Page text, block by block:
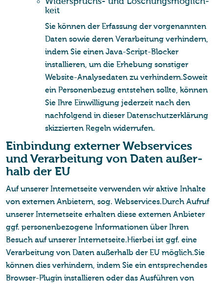
keit
Sie können der Erfassung der vorgenannten
Daten sowie deren Verarbeitung verhindern,
indem Sie einen Java-Script-Blocker
installieren, um die Erhebung sonstiger
Website-Analysedaten zu verhindern.Soweit
ein Personenbezug entstehen sollte, können
Sie Ihre Einwilligung jederzeit nach den
nachfolgend in dieser Datenschutzerklärung
skizzierten Regeln widerrufen.
Ein­bin­dung ex­ter­ner Web­ser­vices
und Ver­ar­bei­tung von Daten au­ßer­
halb der EU
Auf unserer Internetseite verwenden wir aktive Inhalte
von externen Anbietern, sog. Webservices.Durch Aufruf
unserer Internetseite erhalten diese externen Anbieter
ggf. personenbezogene Informationen über Ihren
Besuch auf unserer Internetseite.Hierbei ist ggf. eine
Verarbeitung von Daten außerhalb der EU möglich.Sie
können dies verhindern, indem Sie ein entsprechendes
Browser-Plugin installieren oder das Ausführen von